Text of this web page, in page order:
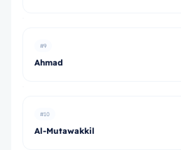
#9
Ahmad
#10
Al-Mutawakkil